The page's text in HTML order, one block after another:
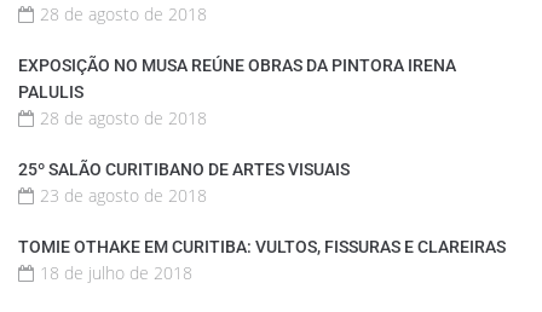
28 de agosto de 2018
EXPOSIÇÃO NO MUSA REÚNE OBRAS DA PINTORA IRENA
PALULIS
28 de agosto de 2018
25º SALÃO CURITIBANO DE ARTES VISUAIS
23 de agosto de 2018
TOMIE OTHAKE EM CURITIBA: VULTOS, FISSURAS E CLAREIRAS
18 de julho de 2018